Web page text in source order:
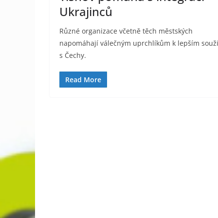
Ukrajinců
Různé organizace včetně těch městských
napomáhají válečným uprchlíkům k lepším
s Čechy.
Read More